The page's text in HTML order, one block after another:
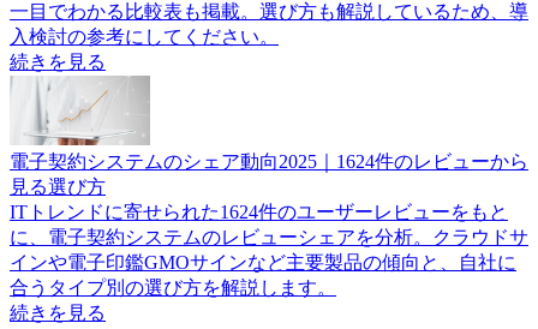
一目でわかる比較表も掲載。選び方も解説しているため、導
入検討の参考にしてください。
続きを見る
電子契約システムのシェア動向2025｜1624件のレビューから
見る選び方
ITトレンドに寄せられた1624件のユーザーレビューをもと
に、電子契約システムのレビューシェアを分析。クラウドサ
インや電子印鑑GMOサインなど主要製品の傾向と、自社に
合うタイプ別の選び方を解説します。
続きを見る